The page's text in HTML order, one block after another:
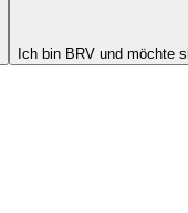
Ich bin BRV und möchte